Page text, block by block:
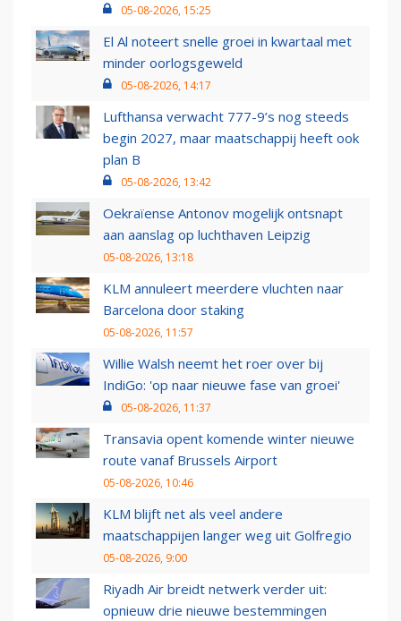
05-08-2026, 15:25
El Al noteert snelle groei in kwartaal met
minder oorlogsgeweld
05-08-2026, 14:17
Lufthansa verwacht 777-9’s nog steeds
begin 2027, maar maatschappij heeft ook
plan B
05-08-2026, 13:42
Oekraïense Antonov mogelijk ontsnapt
aan aanslag op luchthaven Leipzig
05-08-2026, 13:18
KLM annuleert meerdere vluchten naar
Barcelona door staking
05-08-2026, 11:57
Willie Walsh neemt het roer over bij
IndiGo: 'op naar nieuwe fase van groei'
05-08-2026, 11:37
Transavia opent komende winter nieuwe
route vanaf Brussels Airport
05-08-2026, 10:46
KLM blijft net als veel andere
maatschappijen langer weg uit Golfregio
05-08-2026, 9:00
Riyadh Air breidt netwerk verder uit:
opnieuw drie nieuwe bestemmingen